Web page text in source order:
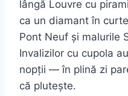
lângă Louvre cu
ca un diamant în
Pont Neuf și malurile
Invalizilor cu cupola
nopții — în plină zi
că plutește.